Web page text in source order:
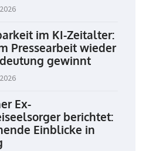
im KI-Zeitalter:
Pressearbeit wieder
gewinnt
Ex-
berichtet:
Einblicke in